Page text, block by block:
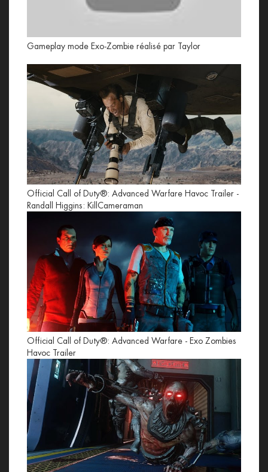
Gameplay mode Exo-Zombie réalisé par Taylor
Official Call of Duty®: Advanced Warfare Havoc Trailer -
Randall Higgins: KillCameraman
Official Call of Duty®: Advanced Warfare - Exo Zombies
Havoc Trailer